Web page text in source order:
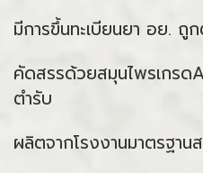
มีการขึ้นทะเบียนยา อย. ถู
คัดสรรด้วยสมุนไพรเกรด
ตำรับ
ผลิตจากโรงงานมาตรฐาน